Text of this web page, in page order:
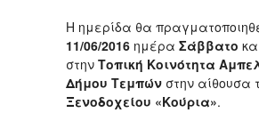
Η ημερίδα θα
11/06/2016 ημέρα Σάββατο
στην Τοπική Κοινότητα
Δήμου Τεμπών στην αίθουσα
Ξενοδοχείου «Κούρια».